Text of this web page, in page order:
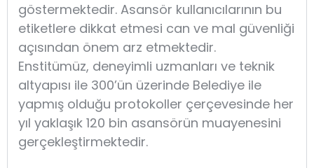
göstermektedir. Asansör kullanıcılarının bu
etiketlere dikkat etmesi can ve mal güvenliği
açısından önem arz etmektedir.
Enstitümüz, deneyimli uzmanları ve teknik
altyapısı ile 300’ün üzerinde Belediye ile
yapmış olduğu protokoller çerçevesinde her
yıl yaklaşık 120 bin asansörün muayenesini
gerçekleştirmektedir.